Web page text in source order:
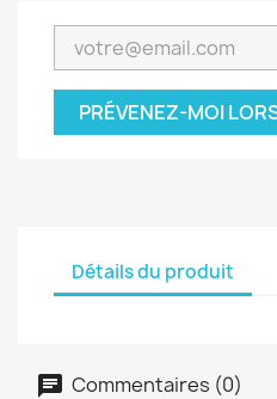
PRÉVENEZ-MOI
Détails du produit
Commentaires (0)